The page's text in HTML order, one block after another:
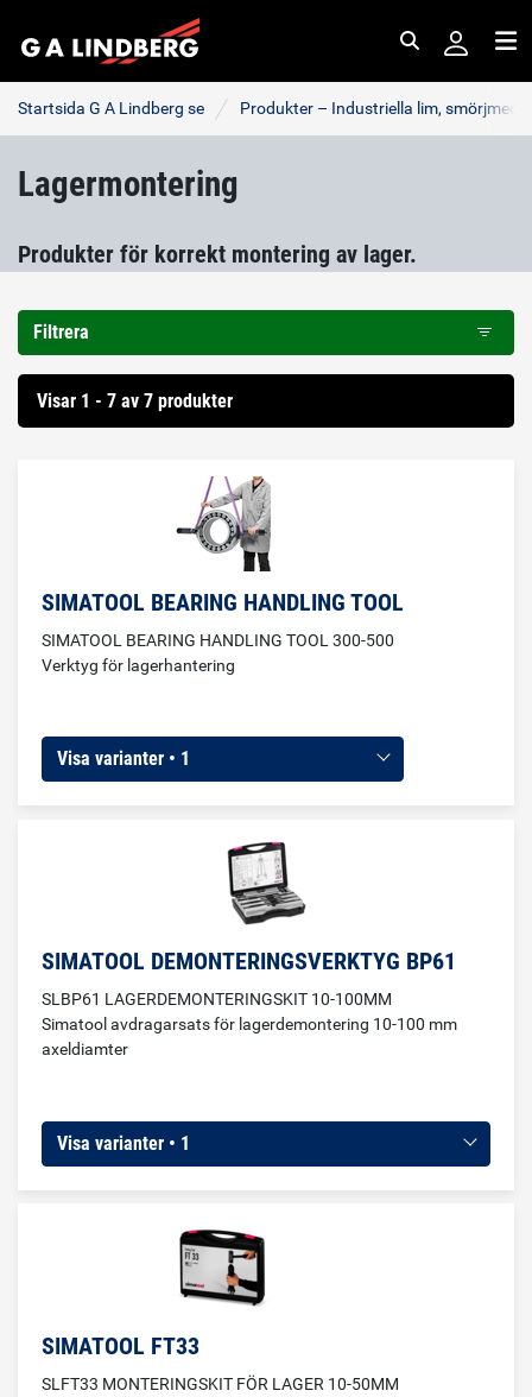
Startsida G A Lindberg se Produkter – Industriella lim,
Lagermontering
Produkter för korrekt montering av lager.
Filtrera
Visar 1 - 7 av 7 produkter
SIMATOOL BEARING HANDLING TOOL
SIMATOOL BEARING HANDLING TOOL 300-500
Verktyg för lagerhantering
Visa varianter • 1
SIMATOOL DEMONTERINGSVERKTYG BP61
SLBP61 LAGERDEMONTERINGSKIT 10-100MM
Simatool avdragarsats för lagerdemontering 10-100 mm
axeldiamter
Visa varianter • 1
SIMATOOL FT33
SLFT33 MONTERINGSKIT FÖR LAGER 10-50MM